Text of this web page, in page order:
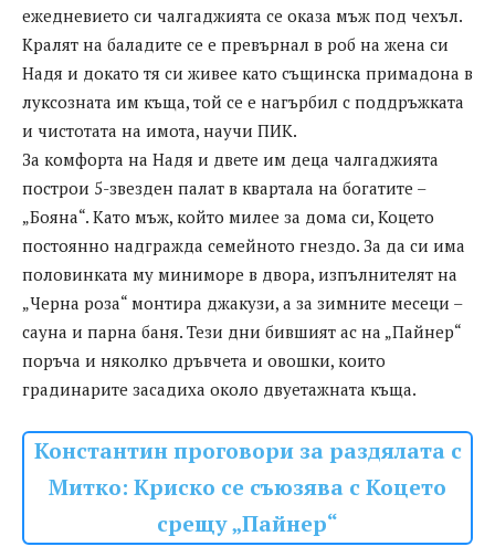
ежедневието си чалгаджията се оказа мъж под чехъл.
Кралят на баладите се е превърнал в роб на жена си
Надя и докато тя си живее като същинска примадона в
луксозната им къща, той се е нагърбил с поддръжката
и чистотата на имота, научи ПИК.
За комфорта на Надя и двете им деца чалгаджията
построи 5-звезден палат в квартала на богатите –
„Бояна“. Като мъж, който милее за дома си, Коцето
постоянно надгражда семейното гнездо. За да си има
половинката му миниморе в двора, изпълнителят на
„Черна роза“ монтира джакузи, а за зимните месеци –
сауна и парна баня. Тези дни бившият ас на „Пайнер“
поръча и няколко дръвчета и овошки, които
градинарите засадиха около двуетажната къща.
Константин проговори за раздялата с
Митко: Криско се съюзява с Коцето
срещу „Пайнер“